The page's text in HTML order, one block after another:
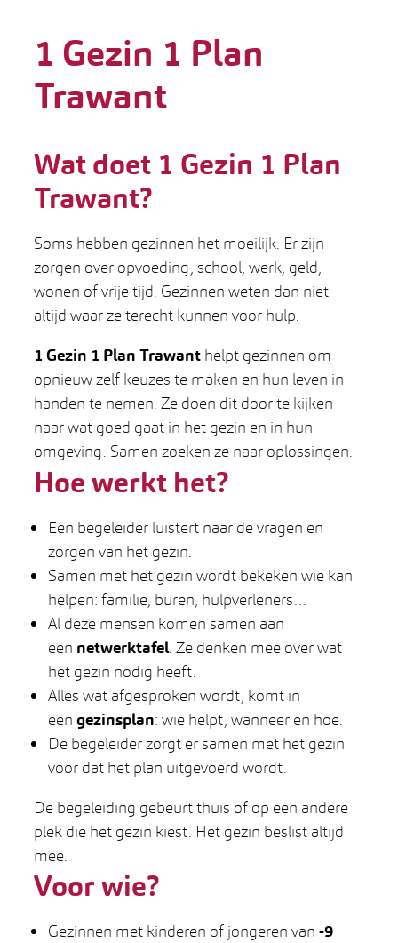
1 Gezin 1 Plan
Trawant
Wat doet 1 Gezin 1 Plan
Trawant?
Soms hebben gezinnen het moeilijk. Er zijn
zorgen over opvoeding, school, werk, geld,
wonen of vrije tijd. Gezinnen weten dan niet
altijd waar ze terecht kunnen voor hulp.
1 Gezin 1 Plan Trawant helpt gezinnen om
opnieuw zelf keuzes te maken en hun leven in
handen te nemen. Ze doen dit door te kijken
naar wat goed gaat in het gezin en in hun
omgeving. Samen zoeken ze naar oplossingen.
Hoe werkt het?
Een begeleider luistert naar de vragen en
zorgen van het gezin.
Samen met het gezin wordt bekeken wie kan
helpen: familie, buren, hulpverleners…
Al deze mensen komen samen aan
een netwerktafel. Ze denken mee over wat
het gezin nodig heeft.
Alles wat afgesproken wordt, komt in
een gezinsplan: wie helpt, wanneer en hoe.
De begeleider zorgt er samen met het gezin
voor dat het plan uitgevoerd wordt.
De begeleiding gebeurt thuis of op een andere
plek die het gezin kiest. Het gezin beslist altijd
mee.
Voor wie?
Gezinnen met kinderen of jongeren van -9